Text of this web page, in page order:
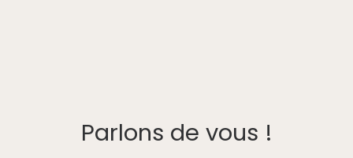
Parlons de vous !